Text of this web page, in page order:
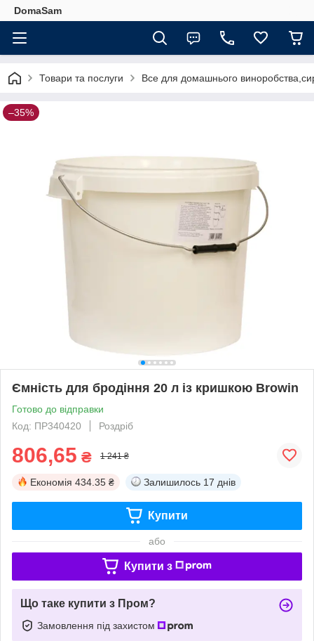
DomaSam
Товари та послуги Все для домашнього
–35%
Ємність для бродіння 20 л із кришкою Browin
Готово до відправки
Код: ПР340420
Роздріб
806,65 ₴ 1 241 ₴
Економія 434.35 ₴ Залишилось 17 днів
Купити
або
Купити з
Що таке купити з Пром?
Замовлення під захистом